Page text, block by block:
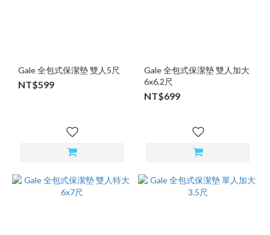
Gale 全包式保潔墊 雙人5尺
NT$599
Gale 全包式保潔墊 雙人加大
6x6.2尺
NT$699